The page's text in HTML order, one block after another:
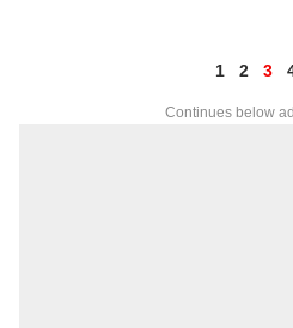
1 2 3
Continues below